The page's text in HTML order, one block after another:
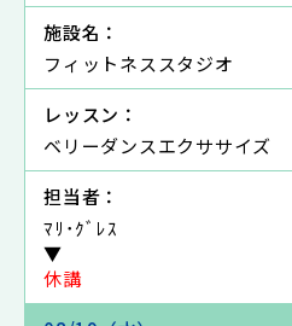
施設名：
フィットネススタジオ
レッスン：
ベリーダンスエクササイズ
担当者：
ﾏﾘ･ｸﾞﾚｽ
▼
休講